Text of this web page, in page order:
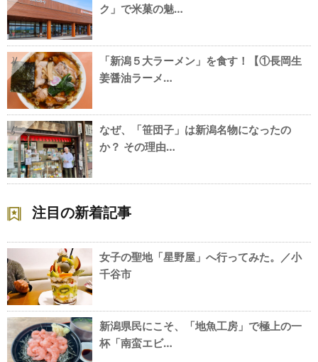
ク」で米菓の魅…
4
「新潟５大ラーメン」を食す！【①長岡生
姜醤油ラーメ…
5
なぜ、「笹団子」は新潟名物になったの
か？ その理由…
注目の新着記事
女子の聖地「星野屋」へ行ってみた。／小
千谷市
新潟県民にこそ、「地魚工房」で極上の一
杯「南蛮エビ…